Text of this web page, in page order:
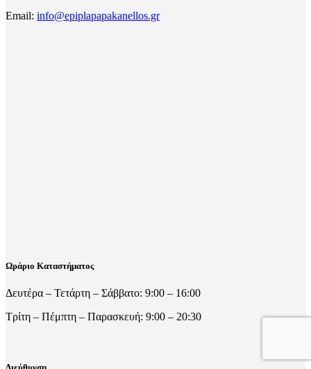
Email: info@epiplapapakanellos.gr
Ωράριο Καταστήματος
Δευτέρα – Τετάρτη – Σάββατο: 9:00 – 16:00
Τρίτη – Πέμπτη – Παρασκευή: 9:00 – 20:30